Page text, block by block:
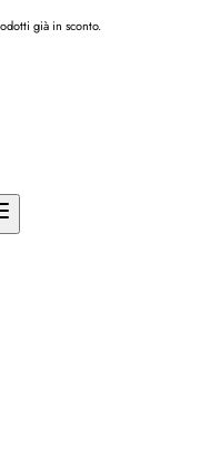
già in sconto.